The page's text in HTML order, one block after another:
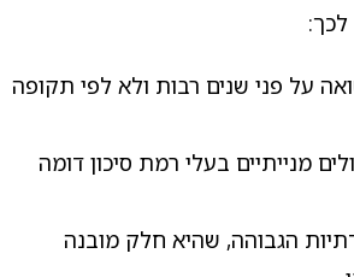
לכך:
על פני שנים רבות ולא לפי תקופה
מנייתיים בעלי רמת סיכון דומה
הגבוהה, שהיא חלק מובנה